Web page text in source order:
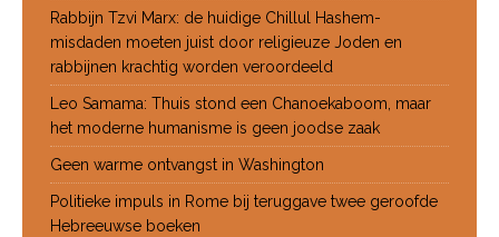
Rabbijn Tzvi Marx: de huidige Chillul Hashem-
misdaden moeten juist door religieuze Joden en
rabbijnen krachtig worden veroordeeld
Leo Samama: Thuis stond een Chanoekaboom, maar
het moderne humanisme is geen joodse zaak
Geen warme ontvangst in Washington
Politieke impuls in Rome bij teruggave twee geroofde
Hebreeuwse boeken